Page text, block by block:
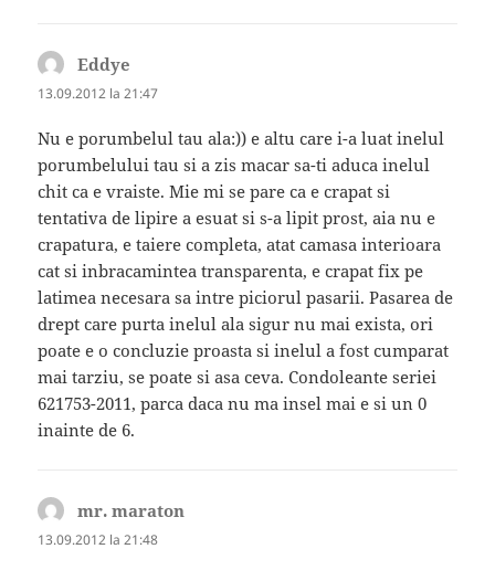
Eddye
13.09.2012 la 21:47
Nu e porumbelul tau ala:)) e altu care i-a luat inelul
porumbelului tau si a zis macar sa-ti aduca inelul
chit ca e vraiste. Mie mi se pare ca e crapat si
tentativa de lipire a esuat si s-a lipit prost, aia nu e
crapatura, e taiere completa, atat camasa interioara
cat si inbracamintea transparenta, e crapat fix pe
latimea necesara sa intre piciorul pasarii. Pasarea de
drept care purta inelul ala sigur nu mai exista, ori
poate e o concluzie proasta si inelul a fost cumparat
mai tarziu, se poate si asa ceva. Condoleante seriei
621753-2011, parca daca nu ma insel mai e si un 0
inainte de 6.
mr. maraton
13.09.2012 la 21:48